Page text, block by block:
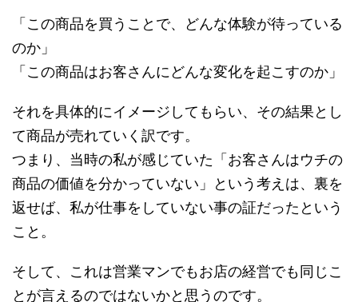
「この商品を買うことで、どんな体験が待っている
のか」
「この商品はお客さんにどんな変化を起こすのか」
それを具体的にイメージしてもらい、その結果とし
て商品が売れていく訳です。
つまり、当時の私が感じていた「お客さんはウチの
商品の価値を分かっていない」という考えは、裏を
返せば、私が仕事をしていない事の証だったという
こと。
そして、これは営業マンでもお店の経営でも同じこ
とが言えるのではないかと思うのです。